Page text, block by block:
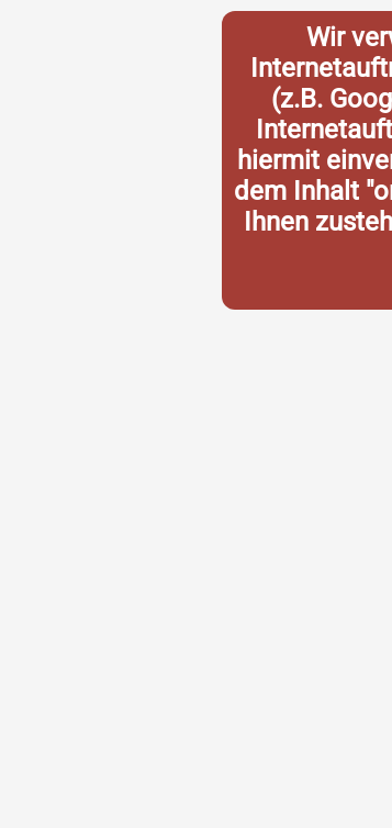
Wir
(z.B.
hiermit
dem Inhalt
Ihnen